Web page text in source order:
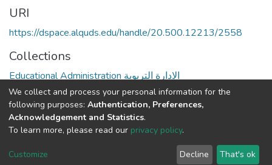
URI
https://dspace.alquds.edu/handle/20.500.12213/2558
Collections
Educational Administration الادارة التربوية
Full item page
Cookie
End User
Send
We collect and process your personal information for the
following purposes: Authentication, Preferences,
Acknowledgement and Statistics.
To learn more, please read our privacy policy.
Customize Decline That's ok